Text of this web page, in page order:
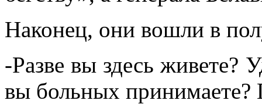
Наконец, они вошли в
-Разве вы здесь живете?
вы больных принимаете?